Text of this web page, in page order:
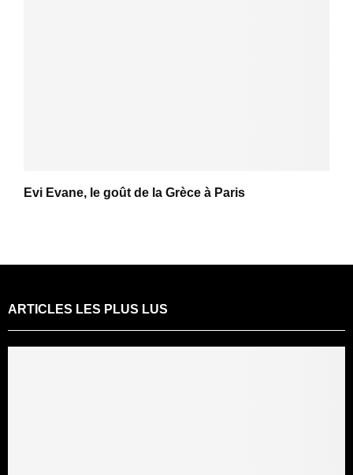
Evi Evane, le goût de la Grèce à Paris
ARTICLES LES PLUS LUS